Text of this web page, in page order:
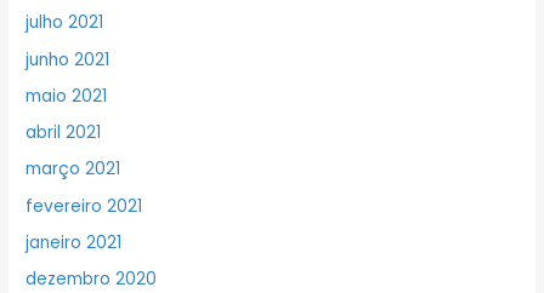
julho 2021
junho 2021
maio 2021
abril 2021
março 2021
fevereiro 2021
janeiro 2021
dezembro 2020